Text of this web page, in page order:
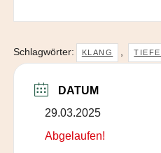
Schlagwörter: KLANG
DATUM
29.03.2025
Abgelaufen!